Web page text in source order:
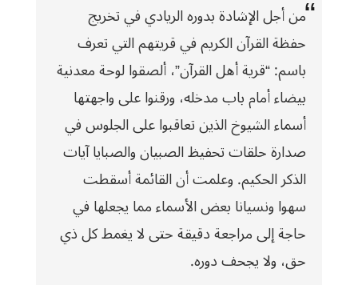
من أجل الإشادة بدوره الريادي في تخريج
حفظة القرآن الكريم في قريتهم التي تعرف
باسم: “قرية أهل القرآن”، ألصقوا لوحة معدنية
بيضاء أمام باب مدخله، ورقنوا على واجهتها
أسماء الشيوخ الذين تعاقبوا على الجلوس في
صدارة حلقات تحفيظ الصبيان والصبايا آيات
الذكر الحكيم. وعلمت أن القائمة أسقطت
سهوا ونسيانا بعض الأسماء مما يجعلها في
حاجة إلى مراجعة دقيقة حتى لا يغمط كل ذي
حق، ولا يجحف دوره.